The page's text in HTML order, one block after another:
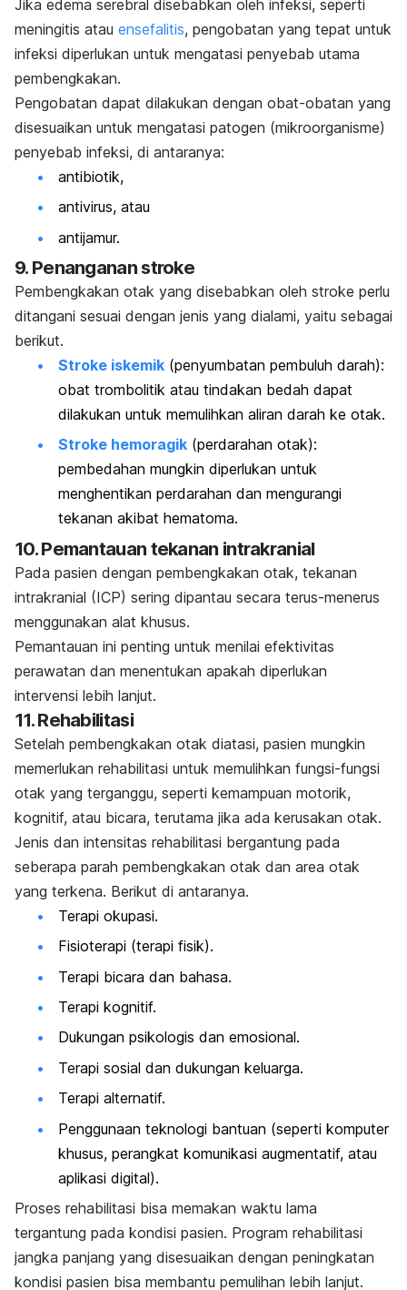
Jika edema serebral disebabkan oleh infeksi, seperti
meningitis atau ensefalitis, pengobatan yang tepat untuk
infeksi diperlukan untuk mengatasi penyebab utama
pembengkakan.
Pengobatan dapat dilakukan dengan obat-obatan yang
disesuaikan untuk mengatasi patogen (mikroorganisme)
penyebab infeksi, di antaranya:
antibiotik,
antivirus, atau
antijamur.
9. Penanganan stroke
Pembengkakan otak yang disebabkan oleh stroke perlu
ditangani sesuai dengan jenis yang dialami, yaitu sebagai
berikut.
Stroke iskemik (penyumbatan pembuluh darah):
obat trombolitik atau tindakan bedah dapat
dilakukan untuk memulihkan aliran darah ke otak.
Stroke hemoragik (perdarahan otak):
pembedahan mungkin diperlukan untuk
menghentikan perdarahan dan mengurangi
tekanan akibat hematoma.
10.Pemantauan tekanan intrakranial
Pada pasien dengan pembengkakan otak, tekanan
intrakranial (ICP) sering dipantau secara terus-menerus
menggunakan alat khusus.
Pemantauan ini penting untuk menilai efektivitas
perawatan dan menentukan apakah diperlukan
intervensi lebih lanjut.
11.Rehabilitasi
Setelah pembengkakan otak diatasi, pasien mungkin
memerlukan rehabilitasi untuk memulihkan fungsi-fungsi
otak yang terganggu, seperti kemampuan motorik,
kognitif, atau bicara, terutama jika ada kerusakan otak.
Jenis dan intensitas rehabilitasi bergantung pada
seberapa parah pembengkakan otak dan area otak
yang terkena. Berikut di antaranya.
Terapi okupasi.
Fisioterapi (terapi fisik).
Terapi bicara dan bahasa.
Terapi kognitif.
Dukungan psikologis dan emosional.
Terapi sosial dan dukungan keluarga.
Terapi alternatif.
Penggunaan teknologi bantuan (seperti komputer
khusus, perangkat komunikasi augmentatif, atau
aplikasi digital).
Proses rehabilitasi bisa memakan waktu lama
tergantung pada kondisi pasien. Program rehabilitasi
jangka panjang yang disesuaikan dengan peningkatan
kondisi pasien bisa membantu pemulihan lebih lanjut.